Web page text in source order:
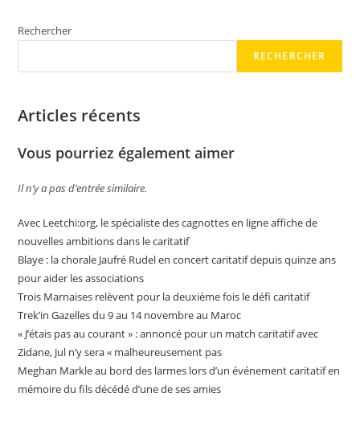
Rechercher
RECHERCHER
Articles récents
Vous pourriez également aimer
Il n’y a pas d’entrée similaire.
Avec Leetchi:org, le spécialiste des cagnottes en ligne affiche de
nouvelles ambitions dans le caritatif
Blaye : la chorale Jaufré Rudel en concert caritatif depuis quinze ans
pour aider les associations
Trois Marnaises relèvent pour la deuxième fois le défi caritatif
Trek’in Gazelles du 9 au 14 novembre au Maroc
« J’étais pas au courant » : annoncé pour un match caritatif avec
Zidane, Jul n’y sera « malheureusement pas
Meghan Markle au bord des larmes lors d’un événement caritatif en
mémoire du fils décédé d’une de ses amies